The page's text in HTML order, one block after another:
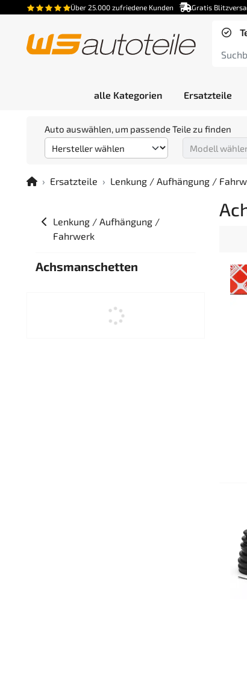
Über 25.000 zufriedene Kunden Gratis
alle Kategorien Ersatzteile
Auto auswählen, um passende Teile zu finden
Ersatzteile Lenkung / Aufhängung /
Lenkung / Aufhängung /
Fahrwerk
Achsmanschetten